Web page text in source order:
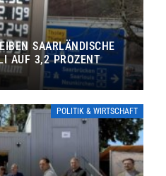
SAARLÄNDISCHE
AUF 3,2 PROZENT
POLITIK & WIRTSCHAFT